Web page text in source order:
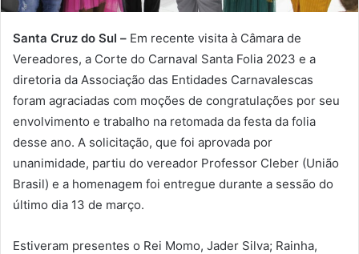
Santa Cruz do Sul – Em recente visita à Câmara de
Vereadores, a Corte do Carnaval Santa Folia 2023 e a
diretoria da Associação das Entidades Carnavalescas
foram agraciadas com moções de congratulações por seu
envolvimento e trabalho na retomada da festa da folia
desse ano. A solicitação, que foi aprovada por
unanimidade, partiu do vereador Professor Cleber (União
Brasil) e a homenagem foi entregue durante a sessão do
último dia 13 de março.
Estiveram presentes o Rei Momo, Jader Silva; Rainha,